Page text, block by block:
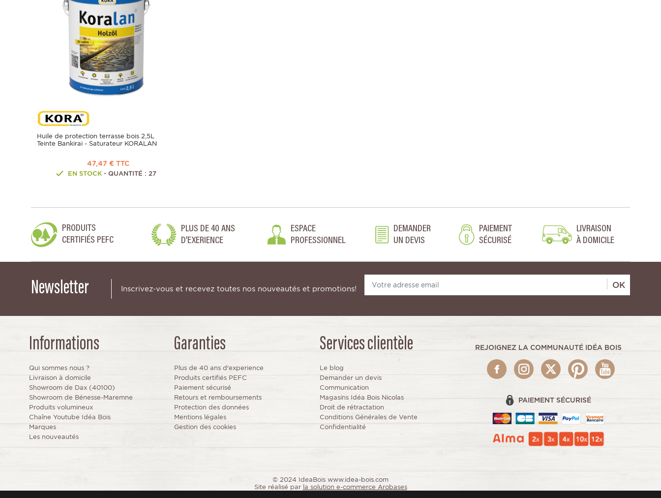
Huile de protection terrasse bois 2,5L
Teinte Bankirai - Saturateur KORALAN
47,47 € TTC
EN STOCK - QUANTITÉ : 27
PRODUITS
CERTIFIÉS PEFC
PLUS DE 40 ANS
D’EXERIENCE
ESPACE
PROFESSIONNEL
DEMANDER
UN DEVIS
PAIEMENT
SÉCURISÉ
LIVRAISON
À DOMICILE
Newsletter Inscrivez-vous et recevez toutes nos nouveautés et promotions! OK
Informations
Qui sommes nous ?
Livraison à domicile
Showroom de Dax (40100)
Showroom de Bénesse-Maremne
Produits volumineux
Chaîne Youtube Idéa Bois
Marques
Les nouveautés
Garanties
Plus de 40 ans d'experience
Produits certifiés PEFC
Paiement sécurisé
Retours et remboursements
Protection des données
Mentions légales
Gestion des cookies
Services clientèle
Le blog
Demander un devis
Communication
Magasins Idéa Bois Nicolas
Droit de rétractation
Conditions Générales de Vente
Confidentialité
REJOIGNEZ LA COMMUNAUTÉ IDÉA BOIS
PAIEMENT SÉCURISÉ
© 2024 IdeaBois www.idea-bois.com
Site réalisé par la solution e-commerce Arobases